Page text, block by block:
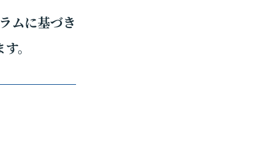
ムに基づき
。